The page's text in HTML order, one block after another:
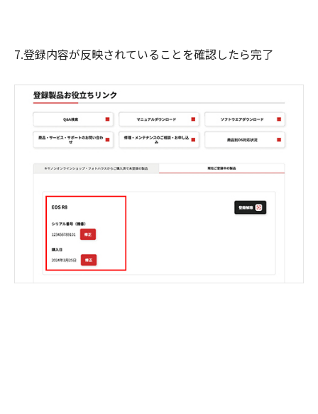
7.登録内容が反映されていることを確認したら完了